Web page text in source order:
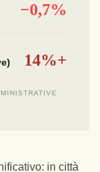
−0,7%
14%+
in città